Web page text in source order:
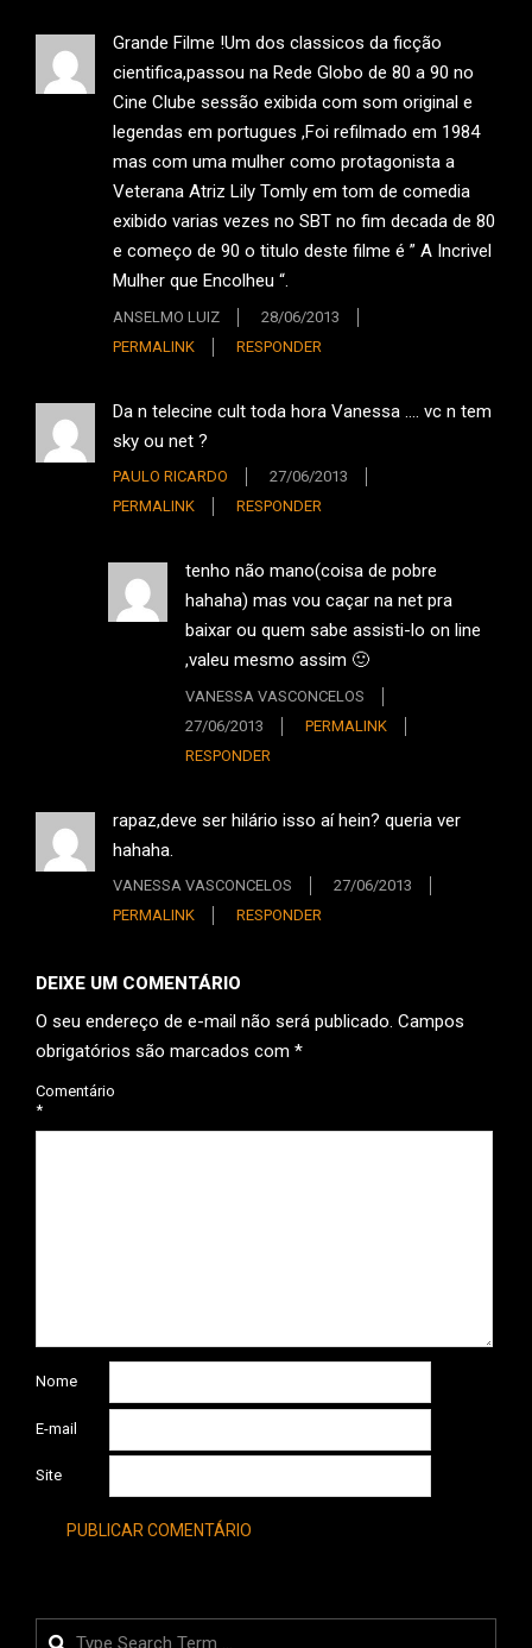
Grande Filme !Um dos classicos da ficção
cientifica,passou na Rede Globo de 80 a 90 no
Cine Clube sessão exibida com som original e
legendas em portugues ,Foi refilmado em 1984
mas com uma mulher como protagonista a
Veterana Atriz Lily Tomly em tom de comedia
exibido varias vezes no SBT no fim decada de 80
e começo de 90 o titulo deste filme é ” A Incrivel
Mulher que Encolheu “.
ANSELMO LUIZ
28/06/2013
PERMALINK
RESPONDER
Da n telecine cult toda hora Vanessa …. vc n tem
sky ou net ?
PAULO RICARDO
27/06/2013
PERMALINK
RESPONDER
tenho não mano(coisa de pobre
hahaha) mas vou caçar na net pra
baixar ou quem sabe assisti-lo on line
,valeu mesmo assim 🙂
VANESSA VASCONCELOS
27/06/2013
PERMALINK
RESPONDER
rapaz,deve ser hilário isso aí hein? queria ver
hahaha.
VANESSA VASCONCELOS
27/06/2013
PERMALINK
RESPONDER
DEIXE UM COMENTÁRIO
O seu endereço de e-mail não será publicado. Campos
obrigatórios são marcados com *
Comentário
*
Nome
E-mail
Site
Search